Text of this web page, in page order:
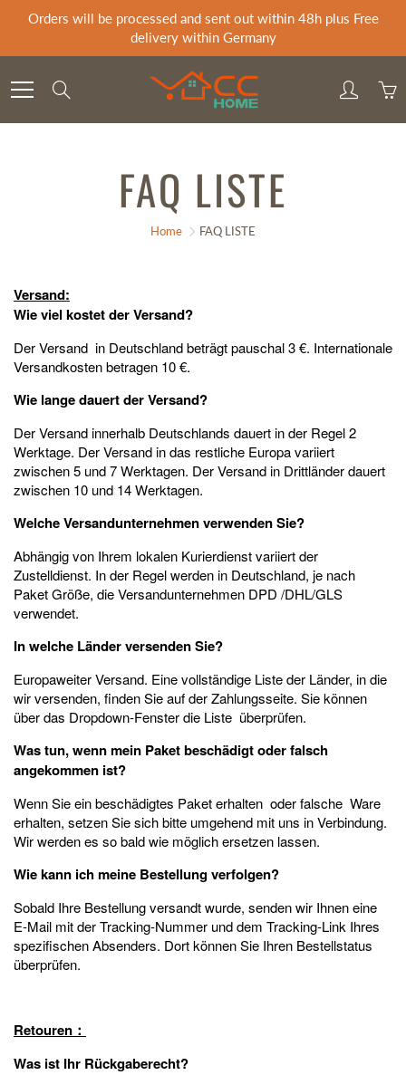
Orders will be processed and sent out within 48h plus Free
delivery within Germany
FAQ LISTE
Home FAQ LISTE
Versand:
Wie viel kostet der Versand?
Der Versand in Deutschland beträgt pauschal 3 €. Internationale
Versandkosten betragen 10 €.
Wie lange dauert der Versand?
Der Versand innerhalb Deutschlands dauert in der Regel 2
Werktage. Der Versand in das restliche Europa variiert
zwischen 5 und 7 Werktagen. Der Versand in Drittländer dauert
zwischen 10 und 14 Werktagen.
Welche Versandunternehmen verwenden Sie?
Abhängig von Ihrem lokalen Kurierdienst variiert der
Zustelldienst. In der Regel werden in Deutschland, je nach
Paket Größe, die Versandunternehmen DPD /DHL/GLS
verwendet.
In welche Länder versenden Sie?
Europaweiter Versand. Eine vollständige Liste der Länder, in die
wir versenden, finden Sie auf der Zahlungsseite. Sie können
über das Dropdown-Fenster die Liste überprüfen.
Was tun, wenn mein Paket beschädigt oder falsch
angekommen ist?
Wenn Sie ein beschädigtes Paket erhalten oder falsche Ware
erhalten, setzen Sie sich bitte umgehend mit uns in Verbindung.
Wir werden es so bald wie möglich ersetzen lassen.
Wie kann ich meine Bestellung verfolgen?
Sobald Ihre Bestellung versandt wurde, senden wir Ihnen eine
E-Mail mit der Tracking-Nummer und dem Tracking-Link Ihres
spezifischen Absenders. Dort können Sie Ihren Bestellstatus
überprüfen.
Retouren：
Was ist Ihr Rückgaberecht?